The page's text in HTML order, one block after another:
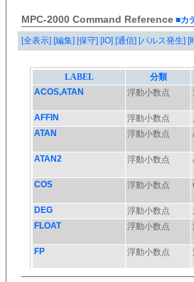
MPC-2000 Command Reference ■カ
[全表示] [編集] [保守] [IO] [通信] [パルス発生] [